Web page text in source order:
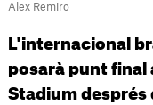
Alex Remiro
L'internacional
posarà punt final
Stadium després